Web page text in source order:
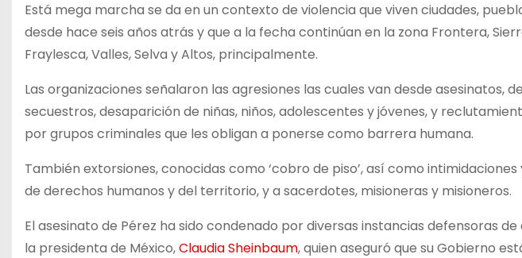
Está mega marcha se da en un contexto de violencia que viven ciudades,
desde hace seis años atrás y que a la fecha continúan en la zona Frontera,
Fraylesca, Valles, Selva y Altos, principalmente.
Las organizaciones señalaron las agresiones las cuales van desde asesinatos,
secuestros, desaparición de niñas, niños, adolescentes y jóvenes, y
por grupos criminales que les obligan a ponerse como barrera humana.
También extorsiones, conocidas como ‘cobro de piso’, así como
de derechos humanos y del territorio, y a sacerdotes, misioneras y misioneros.
El asesinato de Pérez ha sido condenado por diversas instancias defensoras
la presidenta de México,Claudia Sheinbaum, quien aseguró que su Gobierno